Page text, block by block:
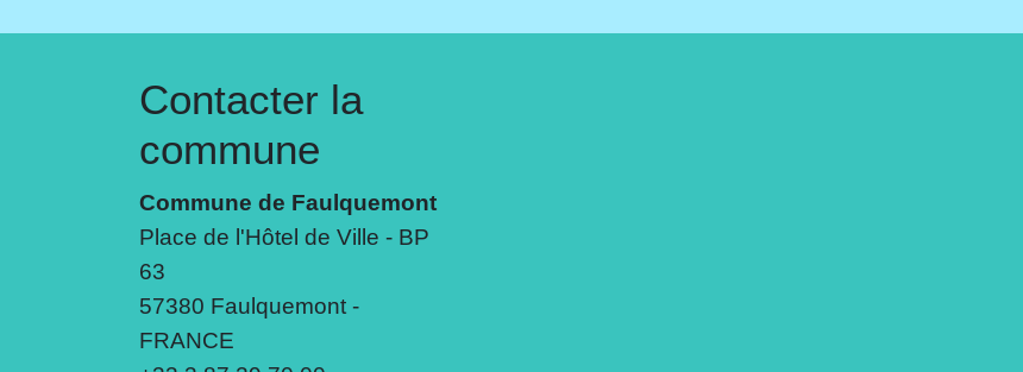
Contacter la
commune
Commune de Faulquemont
Place de l'Hôtel de Ville - BP
63
57380 Faulquemont -
FRANCE